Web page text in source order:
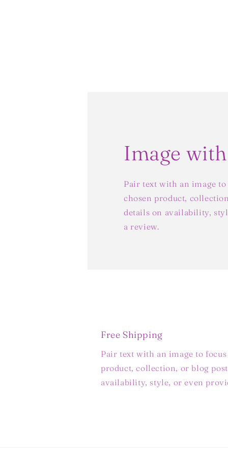
Image
Pair text with an image
chosen product,
details on availability,
a review.
Free Shipping
Pair text with an image to
product, collection, or blog
availability, style, or even